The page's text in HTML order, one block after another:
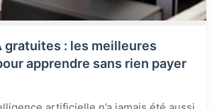
gratuites : les meilleures
apprendre sans rien payer